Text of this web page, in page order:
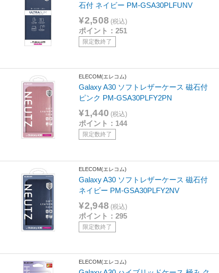
石付 ネイビー PM-GSA30PLFUNV
¥2,508 (税込)
ポイント：251
限定数終了
ELECOM(エレコム)
Galaxy A30 ソフトレザーケース 磁石付
ピンク PM-GSA30PLFY2PN
¥1,440 (税込)
ポイント：144
限定数終了
ELECOM(エレコム)
Galaxy A30 ソフトレザーケース 磁石付
ネイビー PM-GSA30PLFY2NV
¥2,948 (税込)
ポイント：295
限定数終了
ELECOM(エレコム)